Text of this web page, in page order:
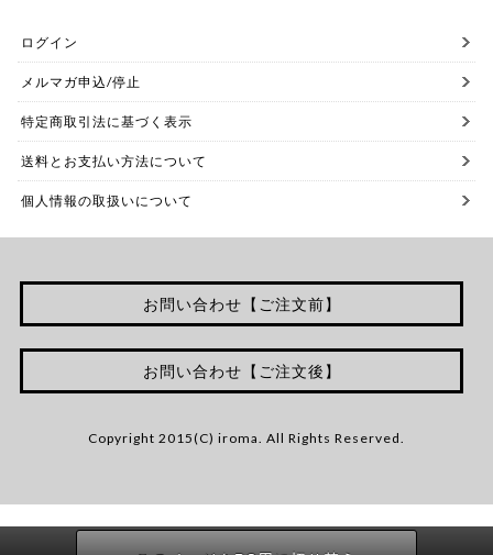
ログイン
メルマガ申込/停止
特定商取引法に基づく表示
送料とお支払い方法について
個人情報の取扱いについて
お問い合わせ【ご注文前】
お問い合わせ【ご注文後】
Copyright 2015(C) iroma. All Rights Reserved.